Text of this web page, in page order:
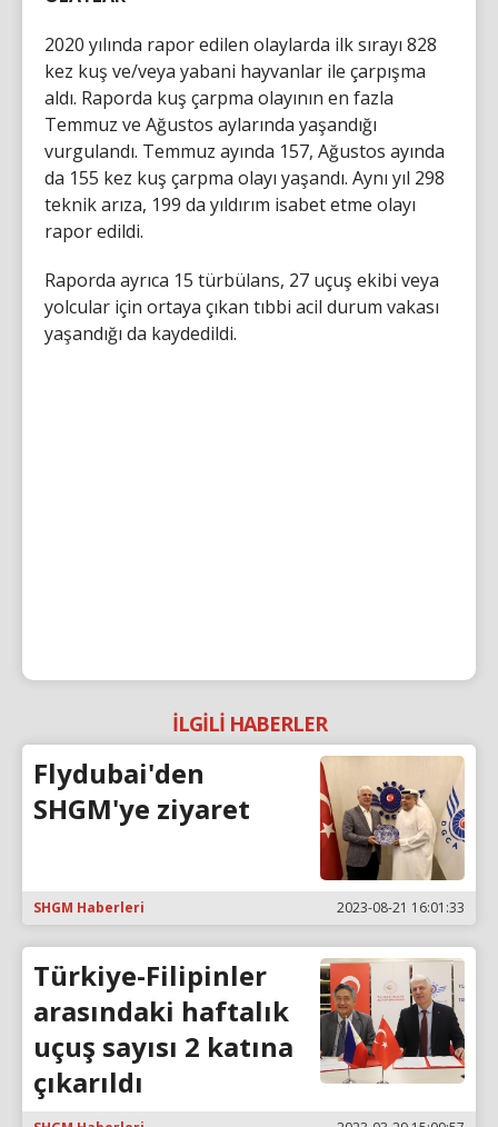
2020 yılında rapor edilen olaylarda ilk sırayı 828
kez kuş ve/veya yabani hayvanlar ile çarpışma
aldı. Raporda kuş çarpma olayının en fazla
Temmuz ve Ağustos aylarında yaşandığı
vurgulandı. Temmuz ayında 157, Ağustos ayında
da 155 kez kuş çarpma olayı yaşandı. Aynı yıl 298
teknik arıza, 199 da yıldırım isabet etme olayı
rapor edildi.
Raporda ayrıca 15 türbülans, 27 uçuş ekibi veya
yolcular için ortaya çıkan tıbbi acil durum vakası
yaşandığı da kaydedildi.
İLGİLİ HABERLER
Flydubai'den
SHGM'ye ziyaret
SHGM Haberleri 2023-08-21 16:01:33
Türkiye-Filipinler
arasındaki haftalık
uçuş sayısı 2 katına
çıkarıldı